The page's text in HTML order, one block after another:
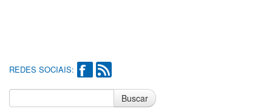
REDES SOCIAIS:
Buscar